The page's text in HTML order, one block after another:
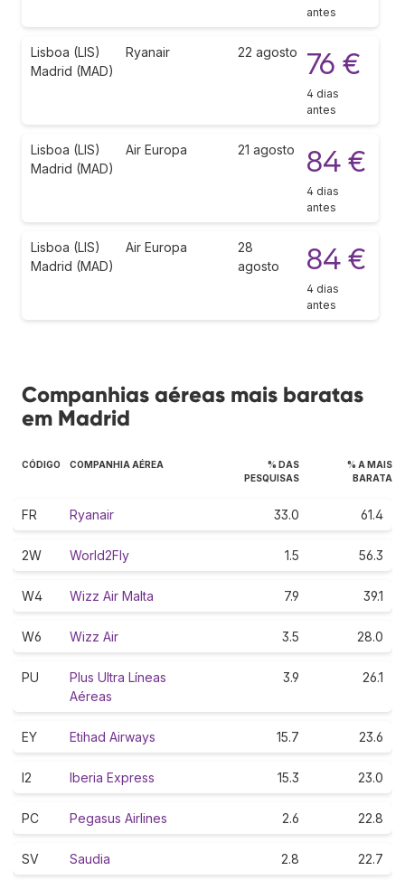
antes
Lisboa (LIS)
Madrid (MAD)
Ryanair 22 agosto 76 €
4 dias
antes
Lisboa (LIS)
Madrid (MAD)
Air Europa 21 agosto 84 €
4 dias
antes
Lisboa (LIS)
Madrid (MAD)
Air Europa
28
agosto
84 €
4 dias
antes
Companhias aéreas mais baratas
em Madrid
CÓDIGO COMPANHIA AÉREA
% DAS
PESQUISAS
% A MAIS
BARATA
FR Ryanair 33.0 61.4
2W World2Fly 1.5 56.3
W4 Wizz Air Malta 7.9 39.1
W6 Wizz Air 3.5 28.0
PU
Plus Ultra Líneas
Aéreas
3.9 26.1
EY Etihad Airways 15.7 23.6
I2 Iberia Express 15.3 23.0
PC Pegasus Airlines 2.6 22.8
SV Saudia 2.8 22.7